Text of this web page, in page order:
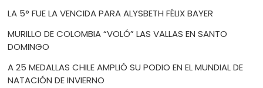
LA 5° FUE LA VENCIDA PARA ALYSBETH FÉLIX BAYER
MURILLO DE COLOMBIA “VOLÓ” LAS VALLAS EN SANTO
DOMINGO
A 25 MEDALLAS CHILE AMPLIÓ SU PODIO EN EL MUNDIAL DE
NATACIÓN DE INVIERNO